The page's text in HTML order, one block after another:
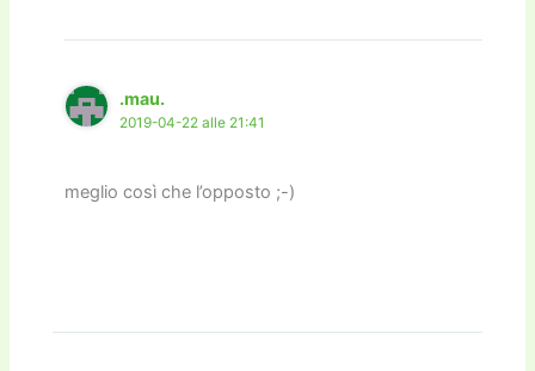
.mau.
2019-04-22 alle 21:41
meglio così che l’opposto ;-)